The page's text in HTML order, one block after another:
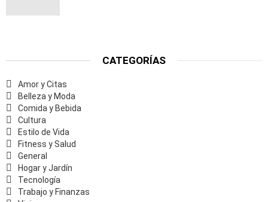
CATEGORÍAS
Amor y Citas
Belleza y Moda
Comida y Bebida
Cultura
Estilo de Vida
Fitness y Salud
General
Hogar y Jardín
Tecnología
Trabajo y Finanzas